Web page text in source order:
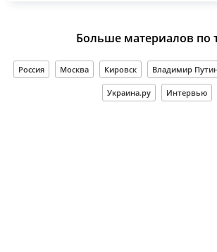
Больше материалов по
Россия Москва Кировск Владимир
Украина.ру Интервью